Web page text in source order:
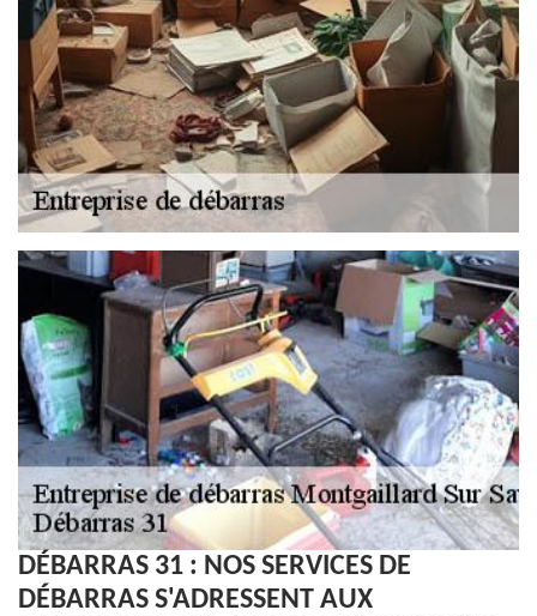
DÉBARRAS 31 : NOS SERVICES DE
DÉBARRAS S'ADRESSENT AUX